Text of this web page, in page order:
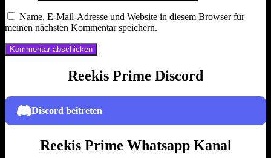
Name, E-Mail-Adresse und Website in diesem Browser für
meinen nächsten Kommentar speichern.
Reekis Prime Discord
Discord beitreten
Reekis Prime Whatsapp Kanal